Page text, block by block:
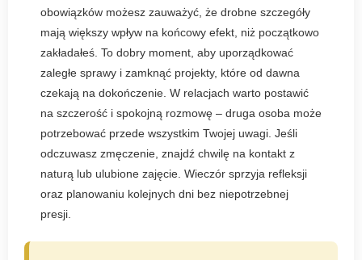
obowiązków możesz zauważyć, że drobne szczegóły
mają większy wpływ na końcowy efekt, niż początkowo
zakładałeś. To dobry moment, aby uporządkować
zaległe sprawy i zamknąć projekty, które od dawna
czekają na dokończenie. W relacjach warto postawić
na szczerość i spokojną rozmowę – druga osoba może
potrzebować przede wszystkim Twojej uwagi. Jeśli
odczuwasz zmęczenie, znajdź chwilę na kontakt z
naturą lub ulubione zajęcie. Wieczór sprzyja refleksji
oraz planowaniu kolejnych dni bez niepotrzebnej
presji.